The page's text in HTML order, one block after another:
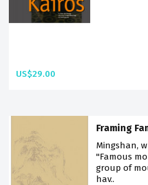
US$29.00
Framing
Mingshan,
"Famous
group of
hav..